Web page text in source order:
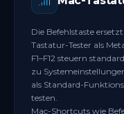
Die Befehlstaste
Tastatur-Tester als
F1–F12 steuern
zu
als Standard-
testen.
Mac-Shortcuts wie